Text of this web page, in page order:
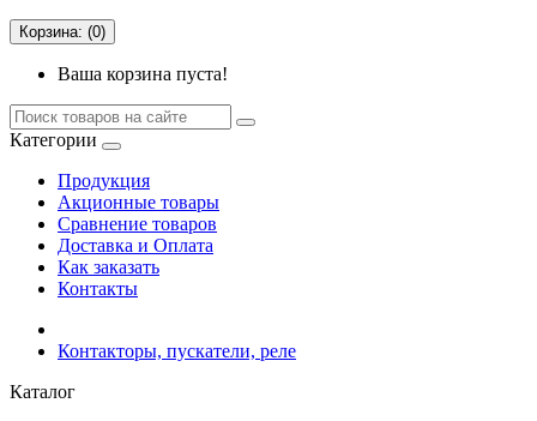
Корзина: (0)
Ваша корзина пуста!
Категории
Продукция
Акционные товары
Сравнение товаров
Доставка и Оплата
Как заказать
Контакты
Контакторы, пускатели, реле
Каталог